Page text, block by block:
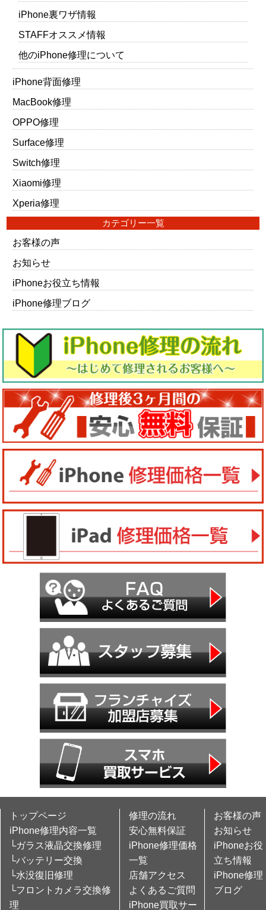
iPhone裏ワザ情報
STAFFオススメ情報
他のiPhone修理について
iPhone背面修理
MacBook修理
OPPO修理
Surface修理
Switch修理
Xiaomi修理
Xperia修理
カテゴリー一覧
お客様の声
お知らせ
iPhoneお役立ち情報
iPhone修理ブログ
トップページ
iPhone修理内容一覧
└ガラス液晶交換修理
└バッテリー交換
└水没復旧修理
└フロントカメラ交換修
理
修理の流れ
安心無料保証
iPhone修理価格
一覧
店舗アクセス
よくあるご質問
iPhone買取サー
お客様の声
お知らせ
iPhoneお役
立ち情報
iPhone修理
ブログ